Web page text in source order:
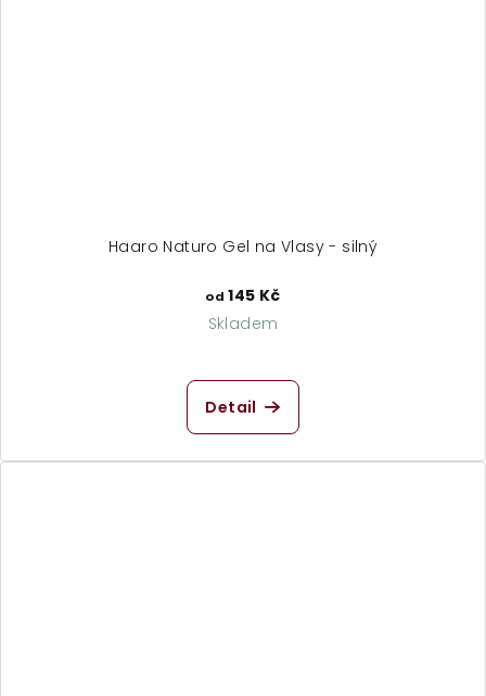
Haaro Naturo Gel na Vlasy - silný
od 145 Kč
Skladem
Detail